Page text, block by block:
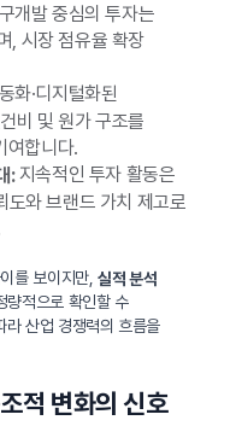
개발 중심의 투자는
, 시장 점유율 확장
화·디지털화된
비 및 원가 구조를
여합니다.
:지속적인 투자 활동은
도와 브랜드 가치 제고로
를 보이지만,실적 분석
량적으로 확인할 수
라 산업 경쟁력의 흐름을
적 변화의 신호